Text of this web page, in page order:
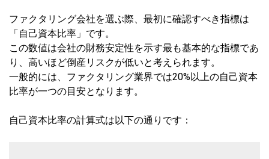
ファクタリング会社を選ぶ際、最初に確認すべき指標は
「自己資本比率」です。
この数値は会社の財務安定性を示す最も基本的な指標であ
り、高いほど倒産リスクが低いと考えられます。
一般的には、ファクタリング業界では20%以上の自己資本
比率が一つの目安となります。
自己資本比率の計算式は以下の通りです：